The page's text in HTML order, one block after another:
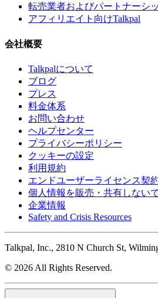
転売業者およびパートナーシ
アフィリエイト向けTalkpal
会社概要
Talkpalについて
ブログ
プレス
料金体系
お問い合わせ
ヘルプセンター
プライバシーポリシー
クッキーの設定
利用規約
エンドユーザーライセンス契
個人情報を販売・共有しない
企業情報
Safety and Crisis Resources
Talkpal, Inc., 2810 N Church St,
© 2026 All Rights Reserved.